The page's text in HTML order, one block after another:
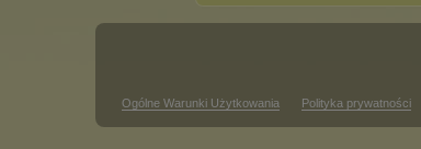
Ogólne Warunki Użytkowania Polityka prywatności